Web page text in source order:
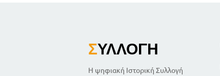
ΣΥΛΛΟΓΉ
Η ψηφιακή Ιστορική Συλλογή